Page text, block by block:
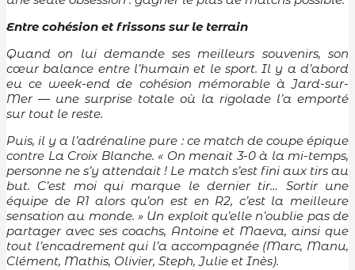
Entre cohésion et frissons sur le terrain
Quand on lui demande ses meilleurs souvenirs, son
cœur balance entre l’humain et le sport. Il y a d’abord
eu ce week-end de cohésion mémorable à Jard-sur-
Mer — une surprise totale où la rigolade l’a emporté
sur tout le reste.
Puis, il y a l’adrénaline pure : ce match de coupe épique
contre La Croix Blanche. « On menait 3-0 à la mi-temps,
personne ne s’y attendait ! Le match s’est fini aux tirs au
but. C’est moi qui marque le dernier tir… Sortir une
équipe de R1 alors qu’on est en R2, c’est la meilleure
sensation au monde. » Un exploit qu’elle n’oublie pas de
partager avec ses coachs, Antoine et Maeva, ainsi que
tout l’encadrement qui l’a accompagnée (Marc, Manu,
Clément, Mathis, Olivier, Steph, Julie et Inès).